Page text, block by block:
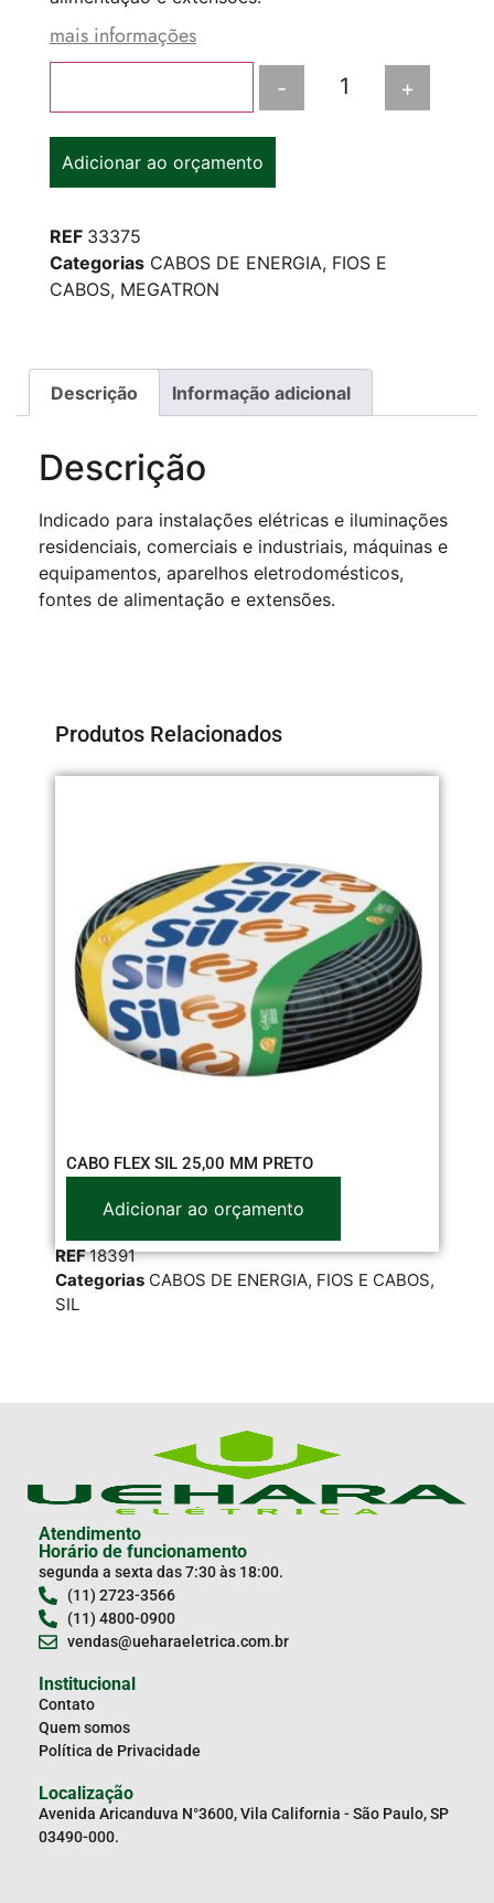
mais informações
- +
Adicionar ao orçamento
REF 33375
Categorias CABOS DE ENERGIA, FIOS E
CABOS, MEGATRON
Descrição Informação adicional
Descrição
Indicado para instalações elétricas e iluminações
residenciais, comerciais e industriais, máquinas e
equipamentos, aparelhos eletrodomésticos,
fontes de alimentação e extensões.
Produtos Relacionados
CABO FLEX SIL 25,00 MM PRETO
Adicionar ao orçamento
REF18391
Categorias CABOS DE ENERGIA, FIOS E CABOS,
SIL
Atendimento
Horário de funcionamento
segunda a sexta das 7:30 às 18:00.
(11) 2723-3566
(11) 4800-0900
vendas@ueharaeletrica.com.br
Institucional
Contato
Quem somos
Política de Privacidade
Localização
Avenida Aricanduva N°3600, Vila California - São Paulo, SP
03490-000.